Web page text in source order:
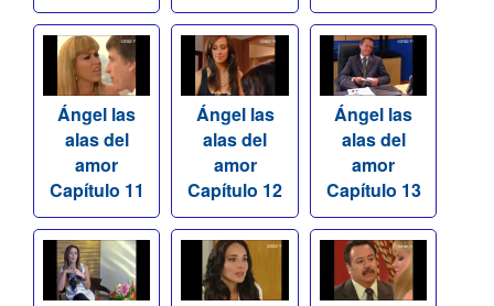
Ángel las
alas del
amor
Capítulo 11
Ángel las
alas del
amor
Capítulo 12
Ángel las
alas del
amor
Capítulo 13